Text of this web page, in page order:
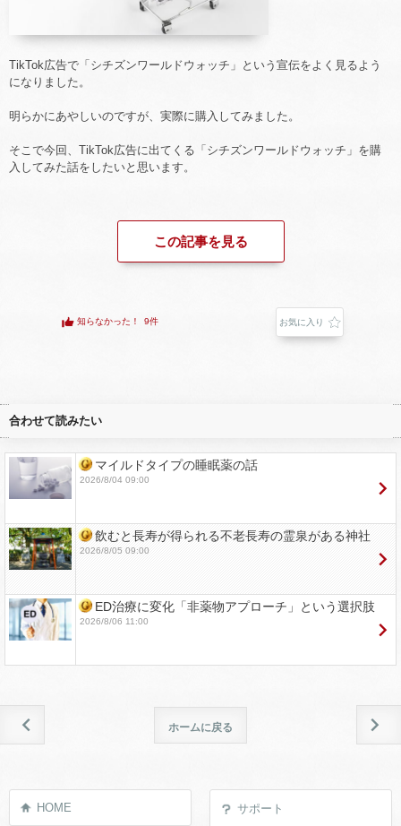
TikTok広告で「シチズンワールドウォッチ」という宣伝をよく見るよう
になりました。
明らかにあやしいのですが、実際に購入してみました。
そこで今回、TikTok広告に出てくる「シチズンワールドウォッチ」を購
入してみた話をしたいと思います。
この記事を見る
知らなかった！ 9件 お気に入り
合わせて読みたい
マイルドタイプの睡眠薬の話
2026/8/04 09:00
飲むと長寿が得られる不老長寿の霊泉がある神社
2026/8/05 09:00
ED治療に変化「非薬物アプローチ」という選択肢
2026/8/06 11:00
ホームに戻る
HOME サポート